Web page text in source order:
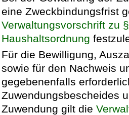
eine Zweckbindungsfrist
Verwaltungsvorschrift zu
Haushaltsordnung
Für die Bewilligung,
sowie für den Nachweis
gegebenenfalls
Zuwendungsbescheides
Zuwendung gilt die